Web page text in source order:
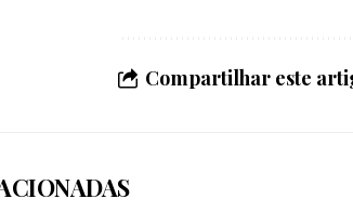
Compartilhar este